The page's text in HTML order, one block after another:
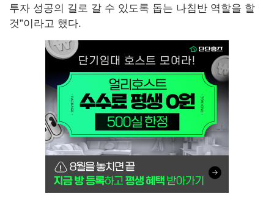
투자 성공의 길로 갈 수 있도록 돕는 나침반 역할을 할
것”이라고 했다.